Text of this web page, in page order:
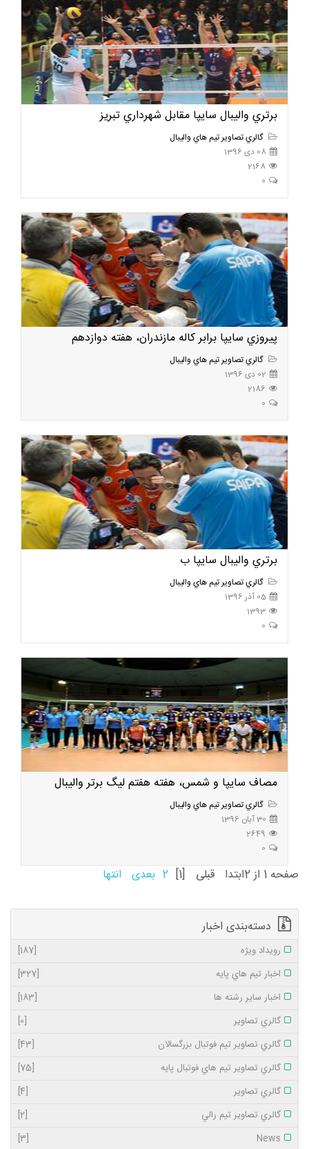
برتري واليبال سايپا مقابل شهرداري تبريز
گالري تصاوير تيم هاي واليبال
08 دی 1396
2168
0
پيروزي سايپا برابر کاله مازندران، هفته دوازدهم
گالري تصاوير تيم هاي واليبال
02 دی 1396
2186
0
برتري واليبال سايپا ب
گالري تصاوير تيم هاي واليبال
05 آذر 1396
1393
0
مصاف سايپا و شمس، هفته هفتم ليگ برتر واليبال
گالري تصاوير تيم هاي واليبال
30 آبان 1396
2649
0
صفحه 1 از 2 ابتدا قبلی [1]
2 بعدی انتها
دسته‌بندی اخبار
رویداد ویژه
[187]
اخبار تيم هاي پايه
[327]
اخبار ساير رشته ها
[183]
گالري تصاوير
[0]
گالري تصاوير تيم فوتبال بزرگسالان
[43]
گالري تصاوير تيم هاي فوتبال پايه
[75]
گالري تصاوير
[4]
گالري تصاوير تيم رالي
[2]
News
[3]